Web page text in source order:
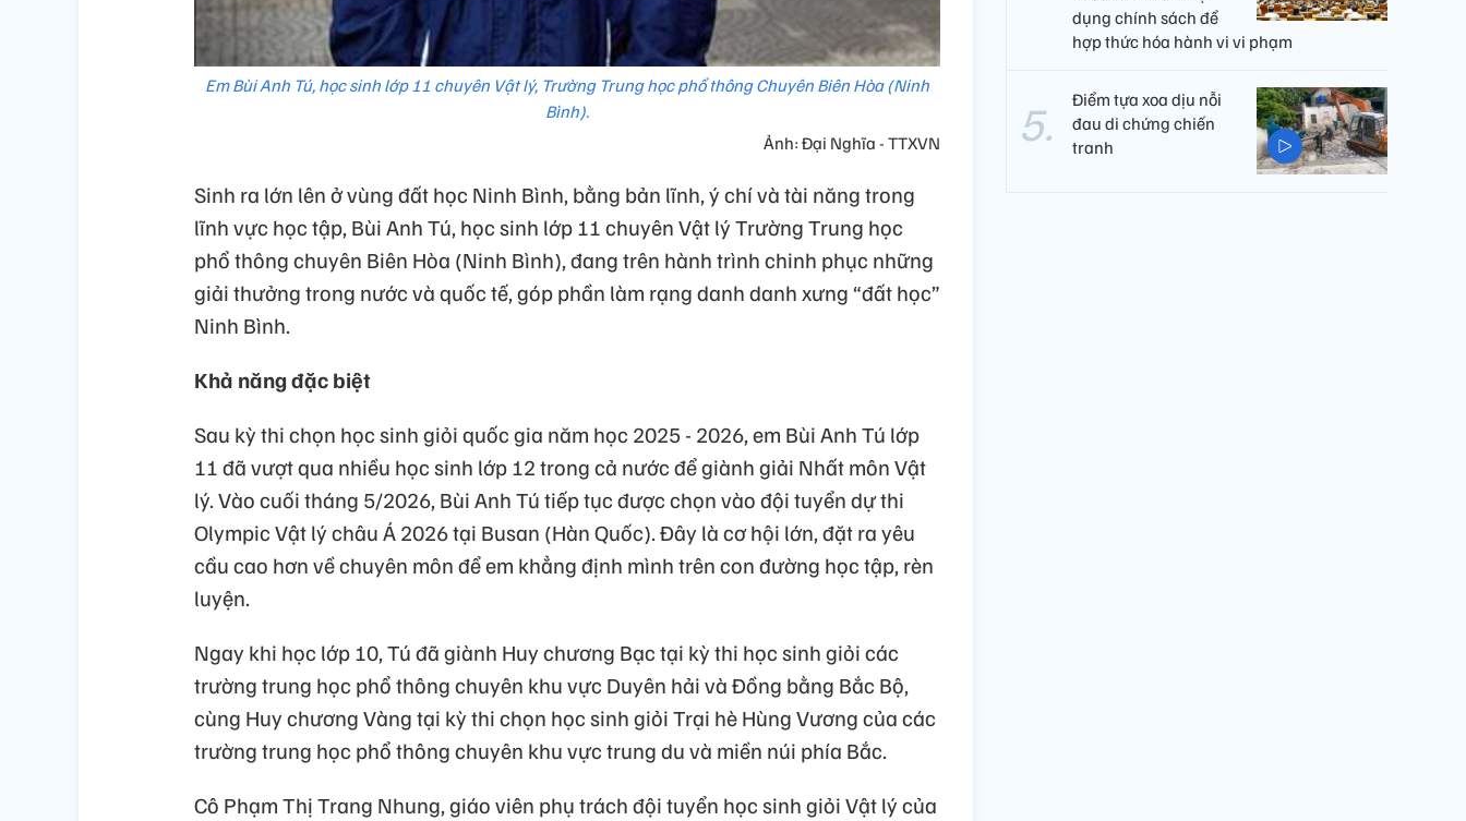
Em Bùi Anh Tú, học sinh lớp 11 chuyên Vật lý, Trường Trung học phổ thông Chuyên Biên Hòa (Ninh
Bình).
Ảnh: Đại Nghĩa - TTXVN
Sinh ra lớn lên ở vùng đất học Ninh Bình, bằng bản lĩnh, ý chí và tài năng trong
lĩnh vực học tập, Bùi Anh Tú, học sinh lớp 11 chuyên Vật lý Trường Trung học
phổ thông chuyên Biên Hòa (Ninh Bình), đang trên hành trình chinh phục những
giải thưởng trong nước và quốc tế, góp phần làm rạng danh danh xưng “đất học”
Ninh Bình.
Khả năng đặc biệt
Sau kỳ thi chọn học sinh giỏi quốc gia năm học 2025 - 2026, em Bùi Anh Tú lớp
11 đã vượt qua nhiều học sinh lớp 12 trong cả nước để giành giải Nhất môn Vật
lý. Vào cuối tháng 5/2026, Bùi Anh Tú tiếp tục được chọn vào đội tuyển dự thi
Olympic Vật lý châu Á 2026 tại Busan (Hàn Quốc). Đây là cơ hội lớn, đặt ra yêu
cầu cao hơn về chuyên môn để em khẳng định mình trên con đường học tập, rèn
luyện.
Ngay khi học lớp 10, Tú đã giành Huy chương Bạc tại kỳ thi học sinh giỏi các
trường trung học phổ thông chuyên khu vực Duyên hải và Đồng bằng Bắc Bộ,
cùng Huy chương Vàng tại kỳ thi chọn học sinh giỏi Trại hè Hùng Vương của các
trường trung học phổ thông chuyên khu vực trung du và miền núi phía Bắc.
Cô Phạm Thị Trang Nhung, giáo viên phụ trách đội tuyển học sinh giỏi Vật lý của
dụng chính sách để
hợp thức hóa hành vi vi phạm
Điểm tựa xoa dịu nỗi
đau di chứng chiến
tranh